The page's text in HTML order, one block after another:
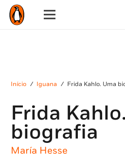
Início / Iguana / Frida Kahlo. Uma
Frida
biografia
María Hesse